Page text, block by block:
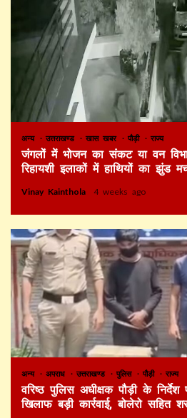
अन्य उत्तराखण्ड खास खबर पौड़ी राज्य
जंगलों में भोजन का संकट या वन
रिहायशी इलाकों में हाथियों का झुंड
Vinay Kainthola 4 weeks ago
अन्य अपराध उत्तराखण्ड पुलिस पौड़ी राज्य
वरिष्ठ पुलिस अधीक्षक पौड़ी के
खिलाफ बड़ी कार्रवाई, बोलेरो सहित